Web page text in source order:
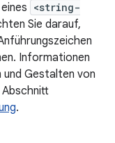
<string-
Sie darauf,
Informationen
Gestalten von
Abschnitt
.